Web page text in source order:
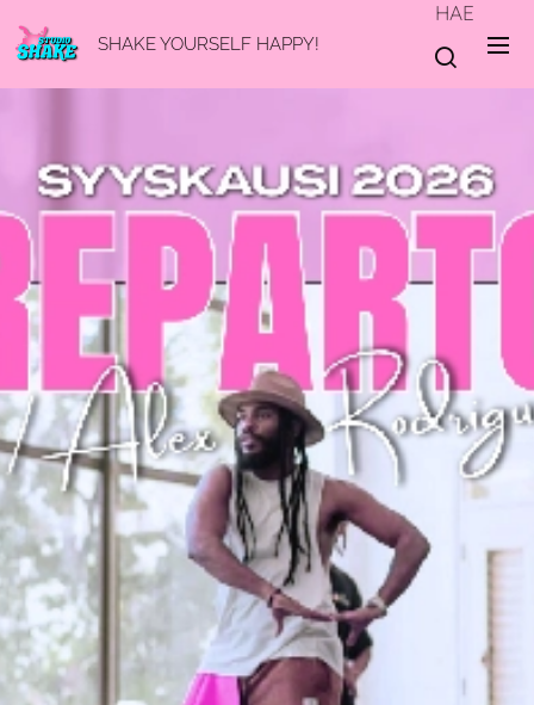
SHAKE YOURSELF HAPPY!
HAE